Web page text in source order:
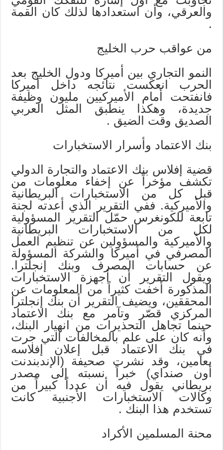
والعرقي، وأن استعدادها لذلك كان القمة
.
من عواقب حرب الخليج
النمو التجاري بين أميركا ودول الخليج بعد
الحرب انعكست نتائجه داخل أميركا
فانفتحت أمام الأميركيين مليون وظيفة
جديدة، وهكذا ينطبق المثل العربي
الصديق وقت الضيق .
بنك الاعتماد وأسرار الاستخبارات
قضية إفلاس بنك الاعتماد والتجارة الدولي
تكشف مؤخراً عن إخفاء معلومات من
قبل كل من الاستخبارات البريطانية
والأميركية. ففي التقرير الذي أعدته لجنة
تابعة للكونغرس حمّل التقرير المسؤولية
لكل من الاستخبارات البريطانية
والأميركية والمسؤولين عن تنظيم العمل
المصرفي في أميركا والشركة المسؤولة
عن حسابات المصرف وبنك إنجلترا.
ويقول التقرير أن أجهزة الاستخبارات
المذكورة أخفت كثيراً من المعلومات عن
المحققين، ويضيف التقرير أن بنك إنجلترا
المركزي قصّر وتآمر مع بنك الاعتماد
حينما تجاهل التحذيرات من انهيار البنك،
وأنه كان على علم بالمخالفات التي جرت
في بنك الاعتماد قبل إعلان إفلاسه
بعامين، وقد نشرت صحيفة (الإندبندنت
أون صنداي) خبراً نسبته إلى مصدر
بريطاني يقول فيه أن عدداً كبيراً من
وكالات الاستخبارات الأجنبية كانت
تستخدم هذا البنك .
محنة المسلمين الأكراد